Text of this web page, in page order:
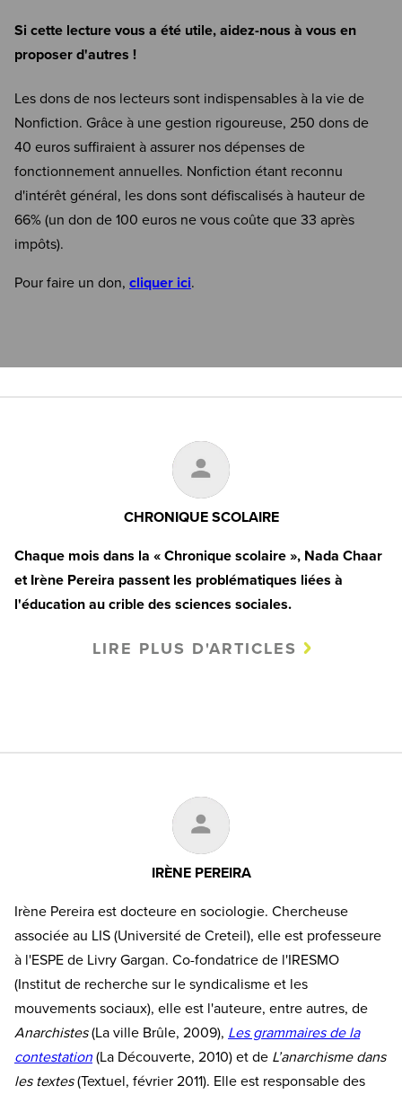
Si cette lecture vous a été utile, aidez-nous à vous en
proposer d'autres !
Les dons de nos lecteurs sont indispensables à la vie de
Nonfiction. Grâce à une gestion rigoureuse, 250 dons de
40 euros suffiraient à assurer nos dépenses de
fonctionnement annuelles. Nonfiction étant reconnu
d'intérêt général, les dons sont défiscalisés à hauteur de
66% (un don de 100 euros ne vous coûte que 33 après
impôts).
Pour faire un don, cliquer ici.
CHRONIQUE SCOLAIRE
Chaque mois dans la « Chronique scolaire », Nada Chaar
et Irène Pereira passent les problématiques liées à
l'éducation au crible des sciences sociales.
LIRE PLUS D'ARTICLES
IRÈNE PEREIRA
Irène Pereira est docteure en sociologie. Chercheuse
associée au LIS (Université de Creteil), elle est professeure
à l'ESPE de Livry Gargan. Co-fondatrice de l'IRESMO
(Institut de recherche sur le syndicalisme et les
mouvements sociaux), elle est l'auteure, entre autres, de
Anarchistes(La ville Brûle, 2009), Les grammaires de la
contestation (La Découverte, 2010) et de L’anarchisme dans
les textes(Textuel, février 2011). Elle est responsable des